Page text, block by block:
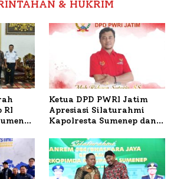
& HUKRIM
RI
Ketua DPD PWRI Jatim
Apresiasi Silaturahmi
Kapolresta Sumenep dan
Ideal Polri-Pers